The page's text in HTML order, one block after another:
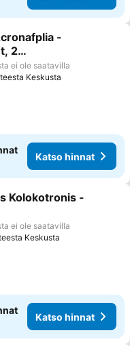
-
2
(building B)
ei ole saatavilla
Keskusta
Katso hinnat
Kolokotronis -
ei ole saatavilla
Keskusta
Katso hinnat